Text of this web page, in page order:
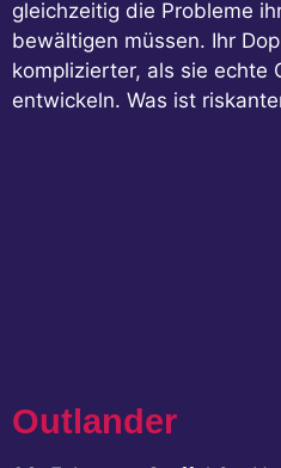
gleichzeitig die Probleme
bewältigen müssen. Ihr
komplizierter, als sie echte
entwickeln. Was ist
Outlander